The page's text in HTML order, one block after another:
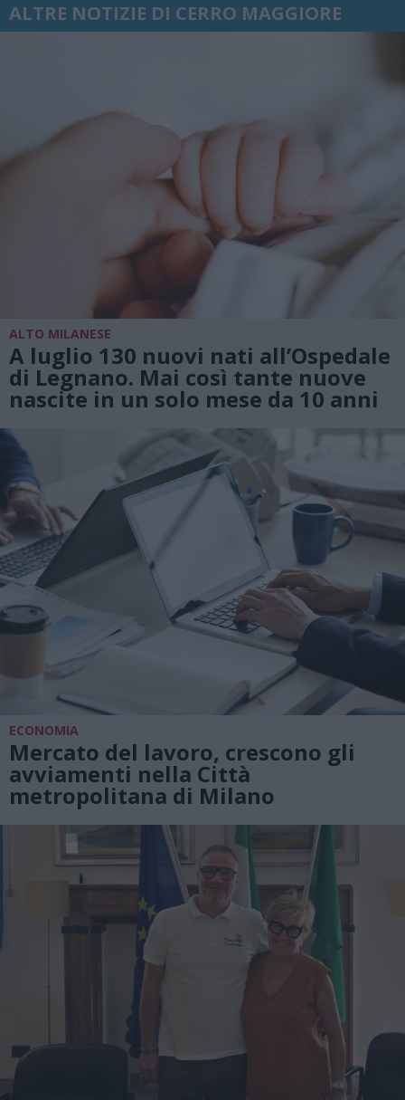
ALTRE NOTIZIE DI CERRO MAGGIORE
ALTO MILANESE
A luglio 130 nuovi nati all’Ospedale
di Legnano. Mai così tante nuove
nascite in un solo mese da 10 anni
ECONOMIA
Mercato del lavoro, crescono gli
avviamenti nella Città
metropolitana di Milano